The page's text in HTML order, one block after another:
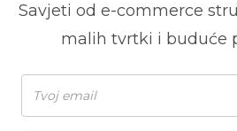
Savjeti od e-commerce
malih tvrtki i buduće